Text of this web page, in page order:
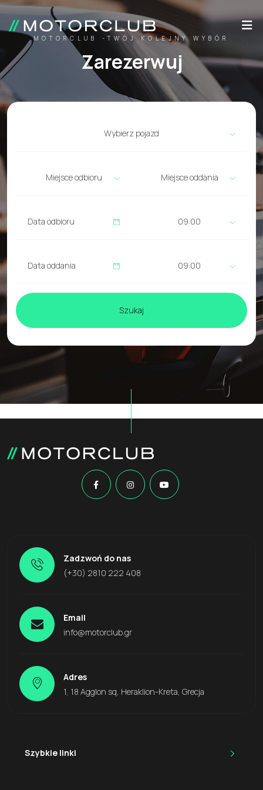
MOTORCLUB -TWÓJ KOLEJNY WYBÓR
Zarezerwuj
Wybierz pojazd
Miejsce odbioru Miejsce oddania
09:00
09:00
Szukaj
Zadzwoń do nas
(+30) 2810 222 408
Email
info@motorclub.gr
Adres
1, 18 Agglon sq, Heraklion-Kreta, Grecja
Szybkie linki